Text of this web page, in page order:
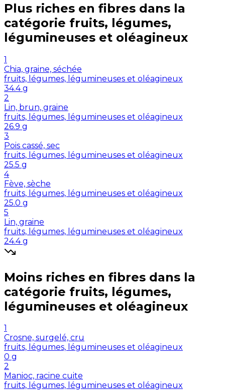
Plus riches en fibres dans la
catégorie fruits, légumes,
légumineuses et oléagineux
1
Chia, graine, séchée
fruits, légumes, légumineuses et oléagineux
34.4 g
2
Lin, brun, graine
fruits, légumes, légumineuses et oléagineux
26.9 g
3
Pois cassé, sec
fruits, légumes, légumineuses et oléagineux
25.5 g
4
Fève, sèche
fruits, légumes, légumineuses et oléagineux
25.0 g
5
Lin, graine
fruits, légumes, légumineuses et oléagineux
24.4 g
Moins riches en fibres dans la
catégorie fruits, légumes,
légumineuses et oléagineux
1
Crosne, surgelé, cru
fruits, légumes, légumineuses et oléagineux
0 g
2
Manioc, racine cuite
fruits, légumes, légumineuses et oléagineux